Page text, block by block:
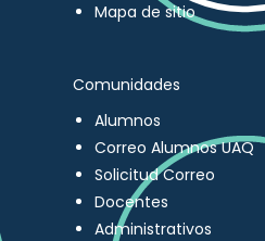
Mapa de sitio
Comunidades
Alumnos
Correo Alumnos UAQ
Solicitud Correo
Docentes
Administrativos